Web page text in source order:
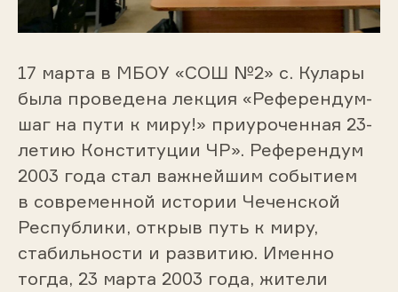
17 марта в МБОУ «СОШ №2» с. Кулары
была проведена лекция «Референдум-
шаг на пути к миру!» приуроченная 23-
летию Конституции ЧР». Референдум
2003 года стал важнейшим событием
в современной истории Чеченской
Республики, открыв путь к миру,
стабильности и развитию. Именно
тогда, 23 марта 2003 года, жители